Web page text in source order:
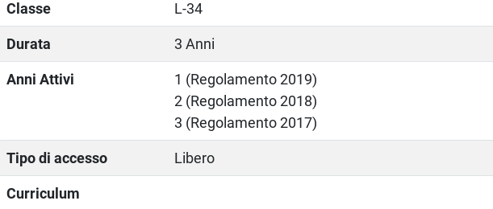
Classe L-34
Durata 3 Anni
Anni Attivi
1 (Regolamento 2019)
2 (Regolamento 2018)
3 (Regolamento 2017)
Tipo di accesso Libero
Curriculum